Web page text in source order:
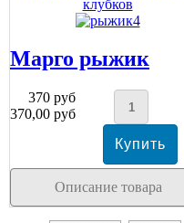
клубков
Марго рыжик
370 руб
370,00 руб
Описание товара